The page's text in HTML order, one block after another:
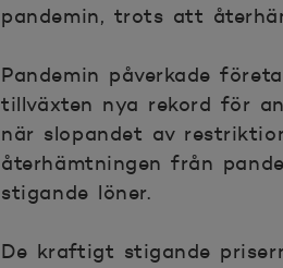
pandemin, trots att
Pandemin påverkade
tillväxten nya rekord för
när slopandet av
återhämtningen från
stigande löner.
De kraftigt stigande